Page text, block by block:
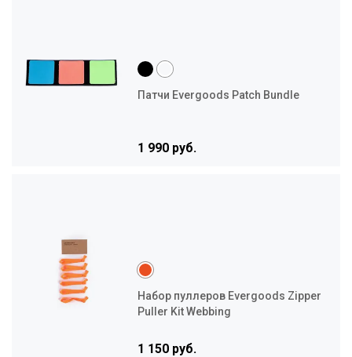
Патчи Evergoods Patch Bundle
1 990 руб.
Набор пуллеров Evergoods Zipper
Puller Kit Webbing
1 150 руб.